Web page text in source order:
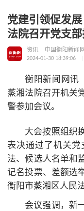
党建引领促发
法院召开党支
资讯
中国衡阳新闻网
2024-01-30 18:39:06
衡阳新闻网讯
蒸湘法院召开机关
警参加会议。
大会按照组织
表决通过了机关
法、候选人名单和
记名投票、差额选
衡阳市蒸湘区人民
会议强调，新